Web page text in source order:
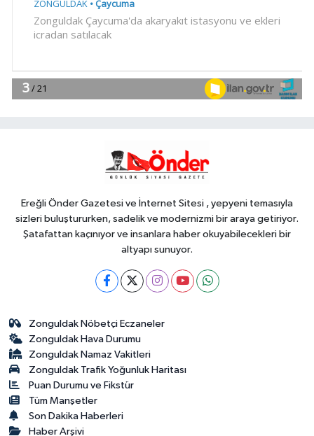
15:26TÜRKYED: Gençlere yapılan
15:14
Aras'tan 'hukuk müşavirliği'
Ereğli Önder Gazetesi ve İnternet Sitesi , yepyeni temasıyla
sizleri buluştururken, sadelik ve modernizmi bir araya getiriyor.
Şatafattan kaçınıyor ve insanlara haber okuyabilecekleri bir
altyapı sunuyor.
Zonguldak Nöbetçi Eczaneler
Zonguldak Hava Durumu
Zonguldak Namaz Vakitleri
Zonguldak Trafik Yoğunluk Haritası
Puan Durumu ve Fikstür
Tüm Manşetler
Son Dakika Haberleri
Haber Arşivi